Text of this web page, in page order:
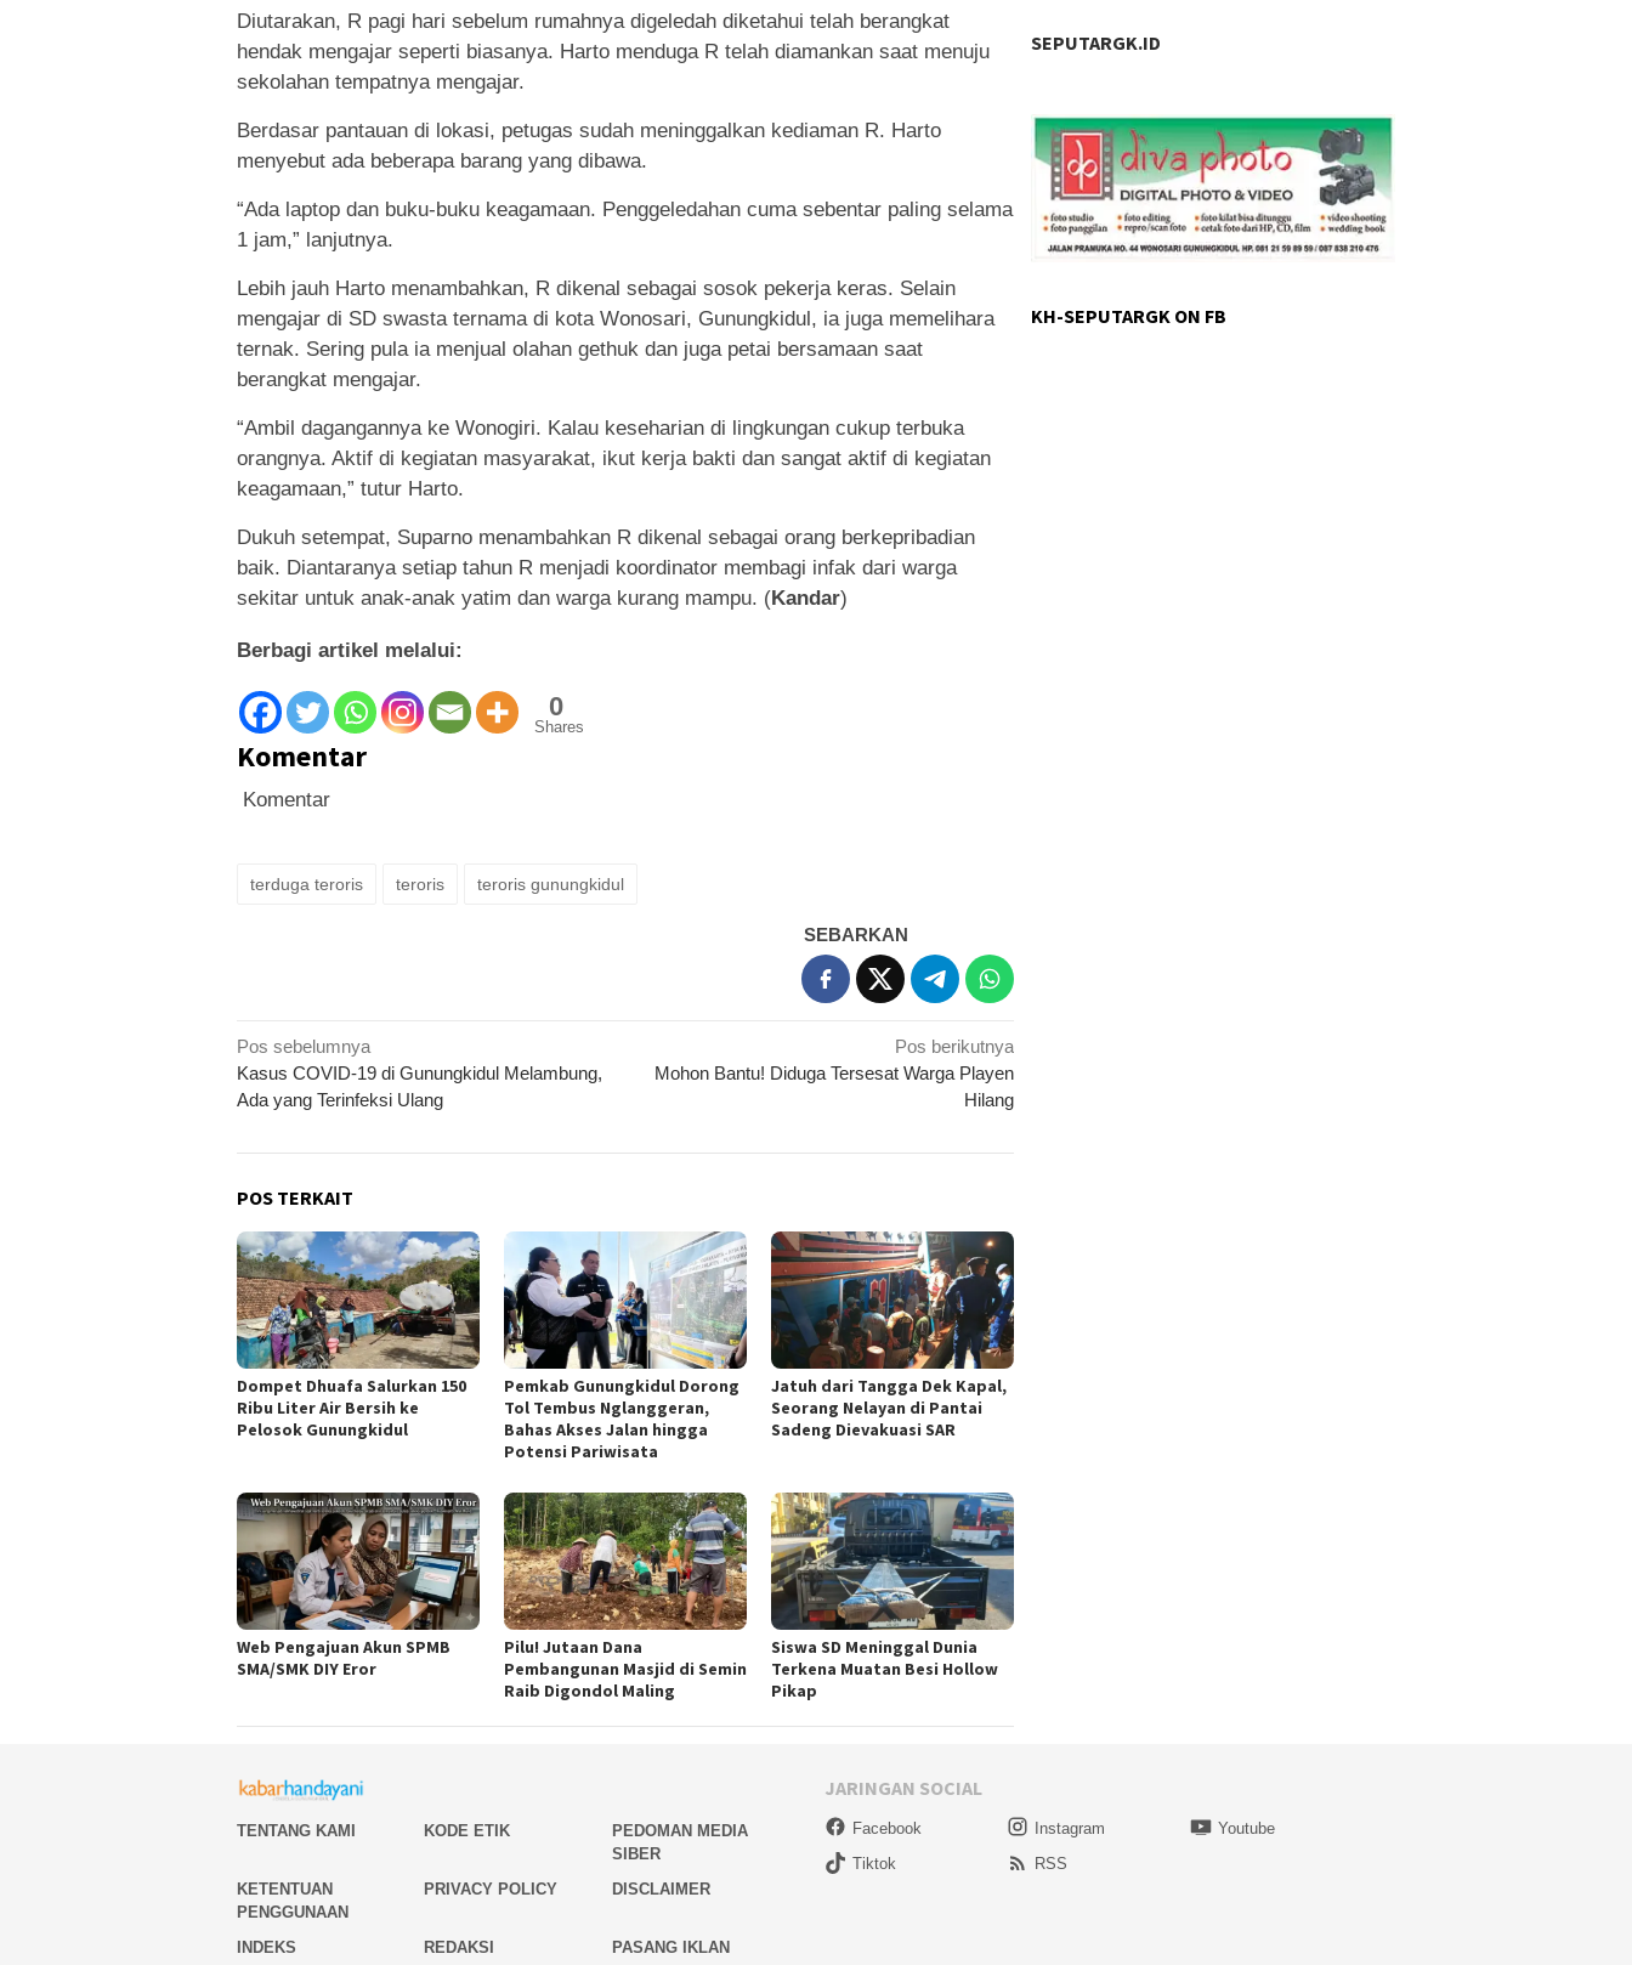
Diutarakan, R pagi hari sebelum rumahnya digeledah diketahui telah berangkat
hendak mengajar seperti biasanya. Harto menduga R telah diamankan saat menuju
sekolahan tempatnya mengajar.
Berdasar pantauan di lokasi, petugas sudah meninggalkan kediaman R. Harto
menyebut ada beberapa barang yang dibawa.
“Ada laptop dan buku-buku keagamaan. Penggeledahan cuma sebentar paling selama
1 jam,” lanjutnya.
Lebih jauh Harto menambahkan, R dikenal sebagai sosok pekerja keras. Selain
mengajar di SD swasta ternama di kota Wonosari, Gunungkidul, ia juga memelihara
ternak. Sering pula ia menjual olahan gethuk dan juga petai bersamaan saat
berangkat mengajar.
“Ambil dagangannya ke Wonogiri. Kalau keseharian di lingkungan cukup terbuka
orangnya. Aktif di kegiatan masyarakat, ikut kerja bakti dan sangat aktif di kegiatan
keagamaan,” tutur Harto.
Dukuh setempat, Suparno menambahkan R dikenal sebagai orang berkepribadian
baik. Diantaranya setiap tahun R menjadi koordinator membagi infak dari warga
sekitar untuk anak-anak yatim dan warga kurang mampu. (Kandar)
Berbagi artikel melalui:
0
Shares
Komentar
Komentar
terduga teroris teroris teroris gunungkidul
SEBARKAN
Navigasi
pos
Pos sebelumnya
Kasus COVID-19 di Gunungkidul Melambung,
Ada yang Terinfeksi Ulang
Pos berikutnya
Mohon Bantu! Diduga Tersesat Warga Playen
Hilang
POS TERKAIT
Dompet Dhuafa Salurkan 150
Ribu Liter Air Bersih ke
Pelosok Gunungkidul
Pemkab Gunungkidul Dorong
Tol Tembus Nglanggeran,
Bahas Akses Jalan hingga
Potensi Pariwisata
Jatuh dari Tangga Dek Kapal,
Seorang Nelayan di Pantai
Sadeng Dievakuasi SAR
Web Pengajuan Akun SPMB
SMA/SMK DIY Eror
Pilu! Jutaan Dana
Pembangunan Masjid di Semin
Raib Digondol Maling
Siswa SD Meninggal Dunia
Terkena Muatan Besi Hollow
Pikap
SEPUTARGK.ID
KH-SEPUTARGK ON FB
TENTANG KAMI KODE ETIK
PEDOMAN MEDIA
SIBER
KETENTUAN
PENGGUNAAN
PRIVACY POLICY DISCLAIMER
INDEKS REDAKSI PASANG IKLAN
JARINGAN SOCIAL
Facebook Instagram
Youtube
Tiktok
RSS